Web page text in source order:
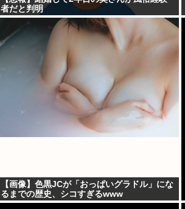
者だと判明
【画像】色黒JCが「おっぱいグラドル」にな
るまでの歴史、シコすぎるwww